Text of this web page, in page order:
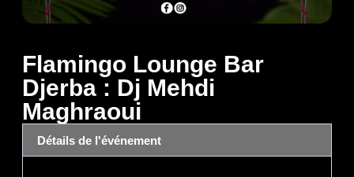
Flamingo Lounge Bar
Djerba : Dj Mehdi
Maghraoui
Détails de l'événement